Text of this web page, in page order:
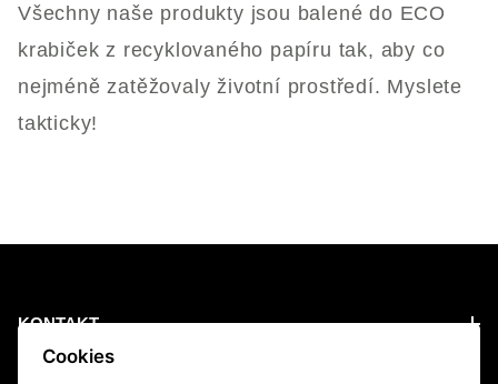
Všechny naše produkty jsou balené do ECO
krabiček z recyklovaného papíru tak, aby co
nejméně zatěžovaly životní prostředí. Myslete
takticky!
KONTAKT
Cookies